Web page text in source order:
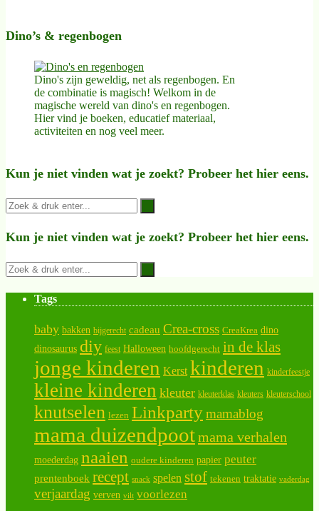
Dino’s & regenbogen
Dino's zijn geweldig, net als regenbogen. En
de combinatie is magisch! Welkom in de
magische wereld van dino's en regenbogen.
Hier vind je boeken, educatief materiaal,
activiteiten en nog veel meer.
Kun je niet vinden wat je zoekt? Probeer het hier eens.
Kun je niet vinden wat je zoekt? Probeer het hier eens.
Tags
baby bakken bijgerecht cadeau Crea-cross CreaKrea dino
dinosaurus diy feest Halloween hoofdgerecht in de klas
jonge kinderen Kerst kinderen kinderfeestje
kleine kinderen kleuter kleuterklas kleuters kleuterschool
knutselen lezen Linkpartymamablog
mama duizendpootmama verhalen
moederdag naaien oudere kinderen papier peuter
prentenboek recept snack spelen stof tekenen traktatie vaderdag
verjaardag verven vilt voorlezen